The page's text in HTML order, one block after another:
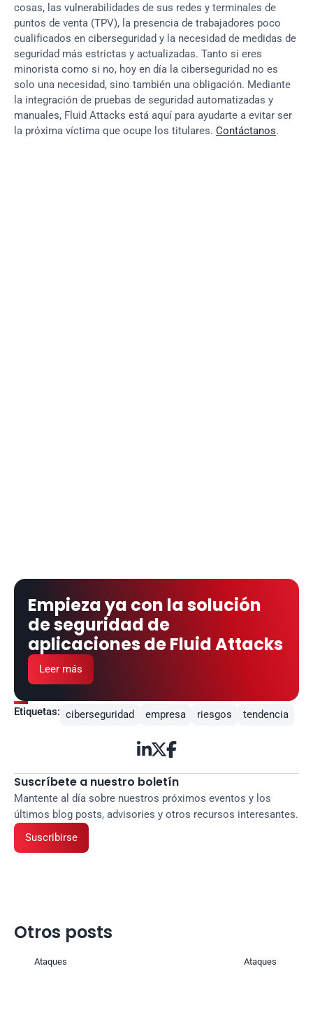
cosas, las vulnerabilidades de sus redes y terminales de
puntos de venta (TPV), la presencia de trabajadores poco
cualificados en ciberseguridad y la necesidad de medidas de
seguridad más estrictas y actualizadas. Tanto si eres
minorista como si no, hoy en día la ciberseguridad no es
solo una necesidad, sino también una obligación. Mediante
la integración de pruebas de seguridad automatizadas y
manuales, Fluid Attacks está aquí para ayudarte a evitar ser
la próxima víctima que ocupe los titulares. Contáctanos.
Empieza ya con la solución
de seguridad de
aplicaciones de Fluid Attacks
Leer más
Etiquetas: ciberseguridad empresa riesgos tendencia

Suscríbete a nuestro boletín
Mantente al día sobre nuestros próximos eventos y los
últimos blog posts, advisories y otros recursos interesantes.
Suscribirse
Otros posts
Ataques Ataques